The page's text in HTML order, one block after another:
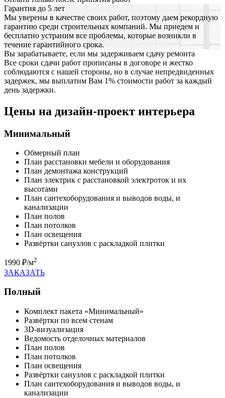
Гарантия до 5 лет
Мы уверены в качестве своих работ, поэтому даем рекордную
гарантию среди строительных компаний. Мы приедем и
бесплатно устраним все проблемы, которые возникли в
течение гарантийного срока.
Вы зарабатываете, если мы задерживаем сдачу ремонта
Все сроки сдачи работ прописаны в договоре и жестко
соблюдаются с нашей стороны, но в случае непредвиденных
задержек, мы выплатим Вам 1% стоимости работ за каждый
день задержки.
Цены на дизайн-проект интерьера
Минимальный
Обмерный план
План расстановки мебели и оборудования
План демонтажа конструкций
План электрик с расстановкой электроток и их
высотами
План сантехоборудования и выводов воды, и
канализации
План полов
План потолков
План освещения
Развёртки санузлов с раскладкой плитки
1990 ₽/м2
ЗАКАЗАТЬ
Полный
Комплект пакета «Минимальный»
Развёртки по всем стенам
3D-визуализация
Ведомость отделочных материалов
План полов
План потолков
План освещения
Развёртки санузлов с раскладкой плитки
План сантехоборудования и выводов воды, и
канализации